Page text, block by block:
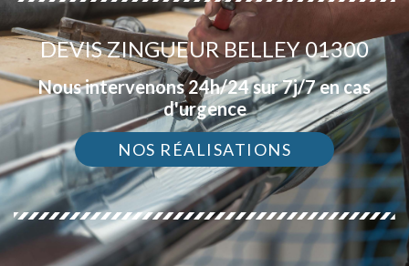
DEVIS ZINGUEUR BELLEY 01300
Nous intervenons 24h/24 sur 7j/7 en cas
d'urgence
NOS RÉALISATIONS